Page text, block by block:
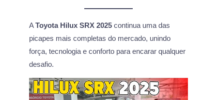
AToyota Hilux SRX 2025 continua uma das
picapes mais completas do mercado, unindo
força, tecnologia e conforto para encarar qualquer
desafio.